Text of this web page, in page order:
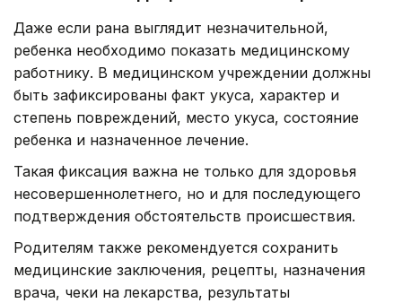
Даже если рана выглядит незначительной,
ребенка необходимо показать медицинскому
работнику. В медицинском учреждении должны
быть зафиксированы факт укуса, характер и
степень повреждений, место укуса, состояние
ребенка и назначенное лечение.
Такая фиксация важна не только для здоровья
несовершеннолетнего, но и для последующего
подтверждения обстоятельств происшествия.
Родителям также рекомендуется сохранить
медицинские заключения, рецепты, назначения
врача, чеки на лекарства, результаты